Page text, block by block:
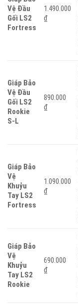
Vệ Đầu
Gối LS2
Fortress
1.490.000
₫
Giáp Bảo
Vệ Đầu
Gối LS2
Rookie
S-L
890.000
₫
Giáp Bảo
Vệ
Khuỷu
Tay LS2
Fortress
1.090.000
₫
Giáp Bảo
Vệ
Khuỷu
Tay LS2
Rookie
690.000
₫